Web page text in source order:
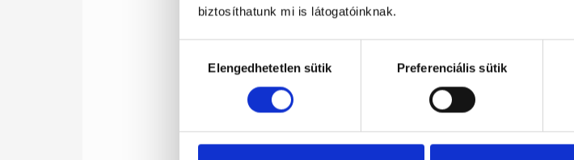
biztosíthatunk mi is látogatóinknak.
kiválasztása
Elengedhetetlen sütik Preferenciális sütik